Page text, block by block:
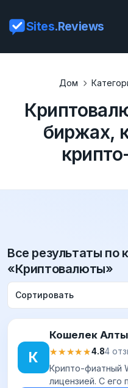
Sites.Reviews
Дом
биржах,
Все результаты по
«Криптовалюты»
К
Кошелек
★★★★★
★★★★★4.84
Крипто-фиатный
лицензией. С